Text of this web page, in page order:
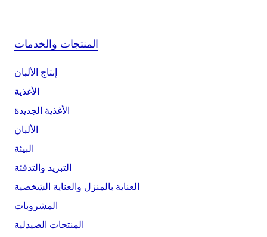
المنتجات والخدمات
إنتاج الألبان
الأغذية
الأغذية الجديدة
الألبان
البيئة
التبريد والتدفئة
العناية بالمنزل والعناية الشخصية
المشروبات
المنتجات الصيدلية